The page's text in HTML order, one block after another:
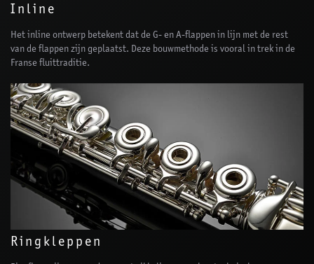
Inline
Het inline ontwerp betekent dat de G- en A-flappen in lijn met de rest
van de flappen zijn geplaatst. Deze bouwmethode is vooral in trek in de
Franse fluittraditie.
Ringkleppen